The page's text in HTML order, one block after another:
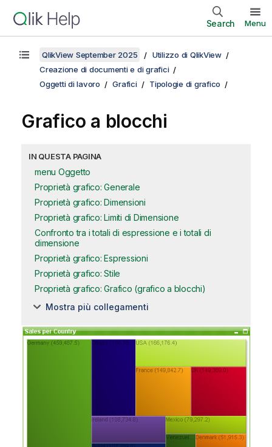
Search Menu
QlikView September 2025
Utilizzo di QlikView
Creazione di documenti e di grafici
Oggetti di lavoro
Grafici Tipologie di grafico
Grafico a blocchi
IN QUESTA PAGINA
menu Oggetto
Proprietà grafico: Generale
Proprietà grafico: Dimensioni
Proprietà grafico: Limiti di Dimensione
Confronto tra i totali di espressione e i totali di
dimensione
Proprietà grafico: Espressioni
Proprietà grafico: Stile
Proprietà grafico: Grafico (grafico a blocchi)
Mostra più collegamenti